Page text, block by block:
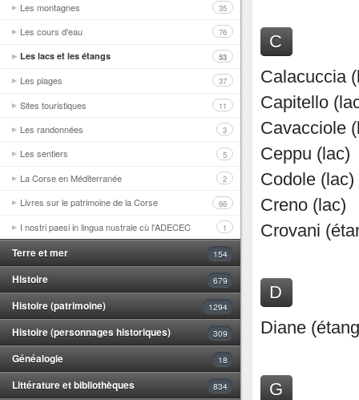
Les montagnes 35
Les cours d'eau 76
Les lacs et les étangs 53
Les plages 37
Sites touristiques 11
Les randonnées 3
Les sentiers 5
La Corse en Méditerranée 2
Livres sur le patrimoine de la Corse 66
I nostri paesi in lingua nustrale cù l'ADECEC 1
Terre et mer 154
Histoire 679
Histoire (patrimoine) 1294
Histoire (personnages historiques) 309
Généalogie 18
Littérature et bibliothèques 834
C
Calacuccia
Capitello
Cavacciole
Ceppu (lac)
Codole (lac)
Creno (lac)
Crovani
D
Diane
G